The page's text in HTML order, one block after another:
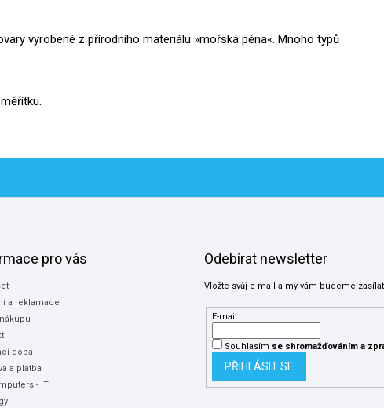
vyrobené z přírodního materiálu »mořská pěna«. Mnoho typů
pro vás
a reklamace
doba
a platba
- IT
Odebírat newsletter
Vložte svůj e-mail a my vám budeme
E-mail
Souhlasím se shromažďováníma
PŘIHLÁSIT SE